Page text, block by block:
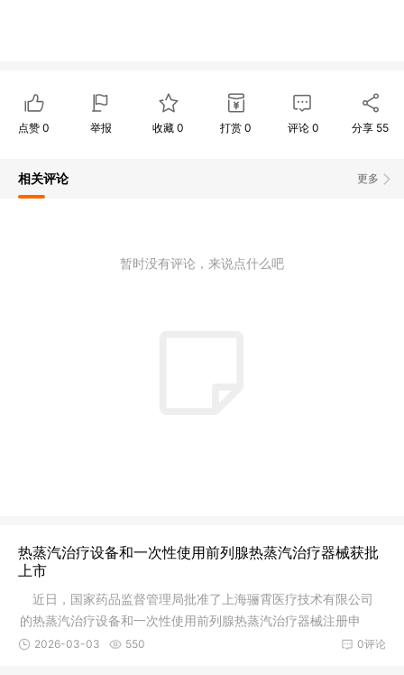
点赞 0 举报 收藏0 打赏 0 评论 0 分享 55
更多
相关评论
暂时没有评论，来说点什么吧
热蒸汽治疗设备和一次性使用前列腺热蒸汽治疗器械获批
上市
近日，国家药品监督管理局批准了上海骊霄医疗技术有限公司
的热蒸汽治疗设备和一次性使用前列腺热蒸汽治疗器械注册申
请。 热
0评论
2026-03-03 550